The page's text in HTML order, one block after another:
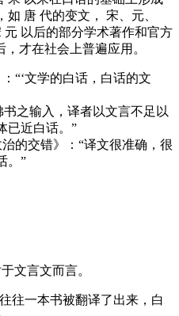
唐 代的变文， 宋、元、
以后的部分学术著作和官方
才在社会上普遍应用。
“‘文学的白话，白话的文
之输入，译者以文言不足以
已近白话。”
的交错》：“译文很准确，很
。”
文言文而言。
往一本书被翻译了出来，白